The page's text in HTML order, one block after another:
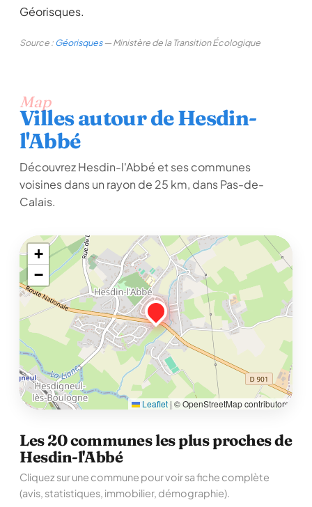
Géorisques.
Source :Géorisques— Ministère de la Transition Écologique
Map
Villes autour de Hesdin-
l'Abbé
Découvrez Hesdin-l'Abbé et ses communes
voisines dans un rayon de 25 km, dans Pas-de-
Calais.
+
−
Leaflet | © OpenStreetMap contributors
Les 20 communes les plus proches de
Hesdin-l'Abbé
Cliquez sur une commune pour voir sa fiche complète
(avis, statistiques, immobilier, démographie).